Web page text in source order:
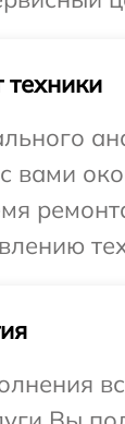
техники
вами